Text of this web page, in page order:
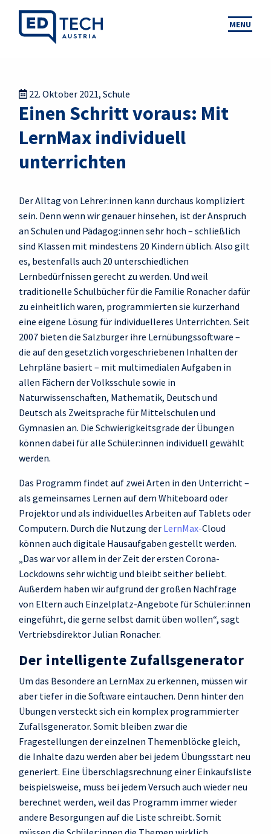
MENU
22. Oktober 2021, Schule
Einen Schritt voraus: Mit
LernMax individuell
unterrichten
Der Alltag von Lehrer:innen kann durchaus kompliziert
sein. Denn wenn wir genauer hinsehen, ist der Anspruch
an Schulen und Pädagog:innen sehr hoch – schließlich
sind Klassen mit mindestens 20 Kindern üblich. Also gilt
es, bestenfalls auch 20 unterschiedlichen
Lernbedürfnissen gerecht zu werden. Und weil
traditionelle Schulbücher für die Familie Ronacher dafür
zu einheitlich waren, programmierten sie kurzerhand
eine eigene Lösung für individuelleres Unterrichten. Seit
2007 bieten die Salzburger ihre Lernübungssoftware –
die auf den gesetzlich vorgeschriebenen Inhalten der
Lehrpläne basiert – mit multimedialen Aufgaben in
allen Fächern der Volksschule sowie in
Naturwissenschaften, Mathematik, Deutsch und
Deutsch als Zweitsprache für Mittelschulen und
Gymnasien an. Die Schwierigkeitsgrade der Übungen
können dabei für alle Schüler:innen individuell gewählt
werden.
Das Programm findet auf zwei Arten in den Unterricht –
als gemeinsames Lernen auf dem Whiteboard oder
Projektor und als individuelles Arbeiten auf Tablets oder
Computern. Durch die Nutzung der LernMax-Cloud
können auch digitale Hausaufgaben gestellt werden.
„Das war vor allem in der Zeit der ersten Corona-
Lockdowns sehr wichtig und bleibt seither beliebt.
Außerdem haben wir aufgrund der großen Nachfrage
von Eltern auch Einzelplatz-Angebote für Schüler:innen
eingeführt, die gerne selbst damit üben wollen“, sagt
Vertriebsdirektor Julian Ronacher.
Der intelligente Zufallsgenerator
Um das Besondere an LernMax zu erkennen, müssen wir
aber tiefer in die Software eintauchen. Denn hinter den
Übungen versteckt sich ein komplex programmierter
Zufallsgenerator. Somit bleiben zwar die
Fragestellungen der einzelnen Themenblöcke gleich,
die Inhalte dazu werden aber bei jedem Übungsstart neu
generiert. Eine Überschlagsrechnung einer Einkaufsliste
beispielsweise, muss bei jedem Versuch auch wieder neu
berechnet werden, weil das Programm immer wieder
andere Besorgungen auf die Liste schreibt. Somit